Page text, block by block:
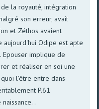
la royauté, intégration
son erreur, avait
et Zéthos avaient
Odipe est apte
Epouser implique de
et réaliser en soi une
l'être entre dans
P.61
.